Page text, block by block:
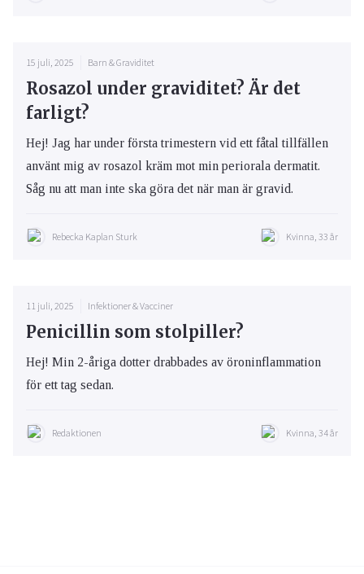
15 juli, 2025 Barn & Graviditet
Rosazol under graviditet? Är det
farligt?
Hej! Jag har under första trimestern vid ett fåtal tillfällen
använt mig av rosazol kräm mot min periorala dermatit.
Såg nu att man inte ska göra det när man är gravid.
Rebecka Kaplan Sturk Kvinna, 33 år
11 juli, 2025 Infektioner & Vacciner
Penicillin som stolpiller?
Hej! Min 2-åriga dotter drabbades av öroninflammation
för ett tag sedan.
Redaktionen Kvinna, 34 år